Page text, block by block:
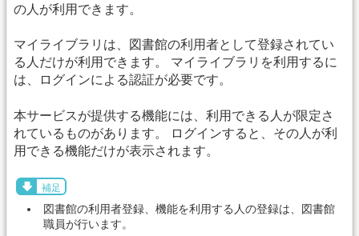
の人が利用できます。
マイライブラリは、図書館の利用者として登録されてい
る人だけが利用できます。 マイライブラリを利用するに
は、ログインによる認証が必要です。
本サービスが提供する機能には、利用できる人が限定さ
れているものがあります。 ログインすると、その人が利
用できる機能だけが表示されます。
補足
図書館の利用者登録、機能を利用する人の登録は、図書館
職員が行います。